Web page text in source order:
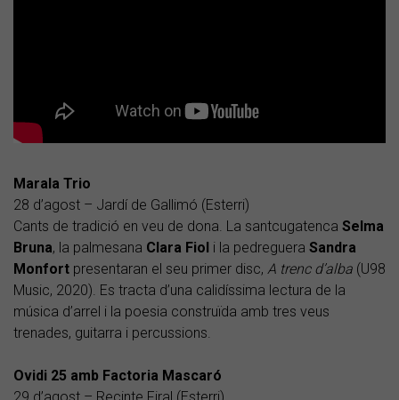
Marala Trio
28 d’agost – Jardí de Gallimó (Esterri)
Cants de tradició en veu de dona. La santcugatenca Selma
Bruna, la palmesana Clara Fiol i la pedreguera Sandra
Monfort presentaran el seu primer disc, A trenc d’alba (U98
Music, 2020). Es tracta d’una calidíssima lectura de la
música d’arrel i la poesia construïda amb tres veus
trenades, guitarra i percussions.
Ovidi 25 amb Factoria Mascaró